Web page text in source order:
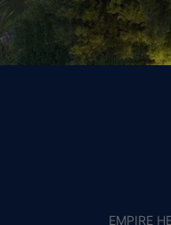
EMPIRE